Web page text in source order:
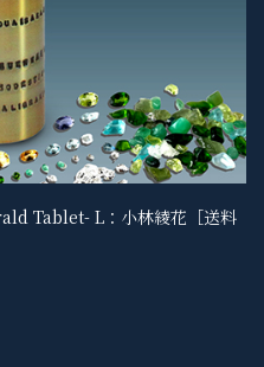
Tablet- L：小林綾花［送料